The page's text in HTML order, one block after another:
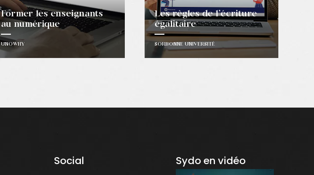
Former les enseignants
au numérique
UNOWHY
Les règles de l’écriture
égalitaire
SORBONNE UNIVERSITÉ
Social Sydo en vidéo